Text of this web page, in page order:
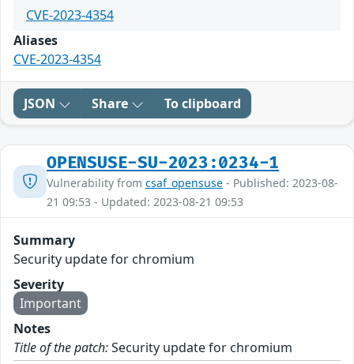
CVE-2023-4354
Aliases
CVE-2023-4354
JSON Share To clipboard
OPENSUSE-SU-2023:0234-1
Vulnerability from csaf_opensuse - Published: 2023-08-
21 09:53 - Updated: 2023-08-21 09:53
Summary
Security update for chromium
Severity
Important
Notes
Title of the patch:Security update for chromium